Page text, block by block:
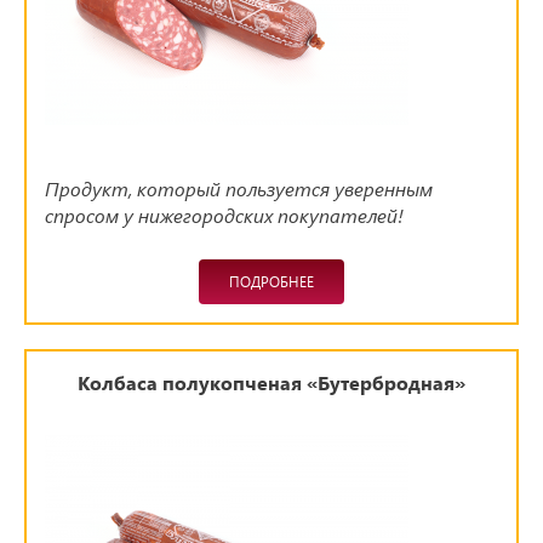
Продукт, который пользуется уверенным
спросом у нижегородских покупателей!
ПОДРОБНЕЕ
Колбаса полукопченая «Бутербродная»